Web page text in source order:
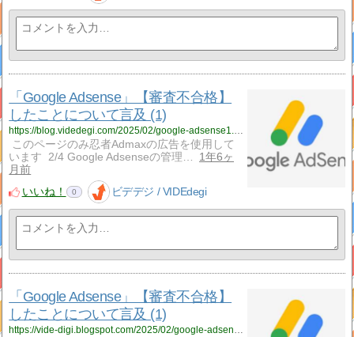
「Google Adsense」【審査不合格】
したことについて言及 (1)
このページのみ忍者Admaxの広告を使用して
います 2/4 Google Adsenseの管理…
1年6ヶ
月前
いいね！
0 ビデデジ / VIDEdegi
「Google Adsense」【審査不合格】
したことについて言及 (1)
https://vide-digi.blogspot.com/2025/02/google-adsense1.html